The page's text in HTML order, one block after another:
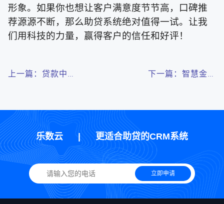
形象。如果你也想让客户满意度节节高，口碑推
荐源源不断，那么助贷系统绝对值得一试。让我
们用科技的力量，赢得客户的信任和好评！
上一篇：贷款中介
CRM系统+经纪人
模式，轻松拓宽客
户来源
下一篇：智慧金融
贷款效率
乐数云 | 更适合助贷的CRM系统
立即申请